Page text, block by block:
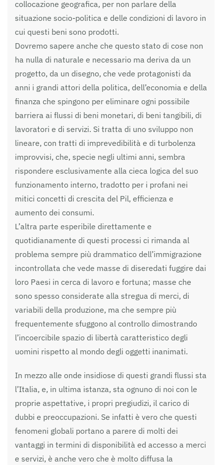
collocazione geografica, per non parlare della
situazione socio-politica e delle condizioni di lavoro in
cui questi beni sono prodotti.
Dovremo sapere anche che questo stato di cose non
ha nulla di naturale e necessario ma deriva da un
progetto, da un disegno, che vede protagonisti da
anni i grandi attori della politica, dell’economia e della
finanza che spingono per eliminare ogni possibile
barriera ai flussi di beni monetari, di beni tangibili, di
lavoratori e di servizi. Si tratta di uno sviluppo non
lineare, con tratti di imprevedibilità e di turbolenza
improvvisi, che, specie negli ultimi anni, sembra
rispondere esclusivamente alla cieca logica del suo
funzionamento interno, tradotto per i profani nei
mitici concetti di crescita del Pil, efficienza e
aumento dei consumi.
L’altra parte esperibile direttamente e
quotidianamente di questi processi ci rimanda al
problema sempre più drammatico dell’immigrazione
incontrollata che vede masse di diseredati fuggire dai
loro Paesi in cerca di lavoro e fortuna; masse che
sono spesso considerate alla stregua di merci, di
variabili della produzione, ma che sempre più
frequentemente sfuggono al controllo dimostrando
l’incoercibile spazio di libertà caratteristico degli
uomini rispetto al mondo degli oggetti inanimati.
In mezzo alle onde insidiose di questi grandi flussi sta
l’Italia, e, in ultima istanza, sta ognuno di noi con le
proprie aspettative, i propri pregiudizi, il carico di
dubbi e preoccupazioni. Se infatti è vero che questi
fenomeni globali portano a parere di molti dei
vantaggi in termini di disponibilità ed accesso a merci
e servizi, è anche vero che è molto diffusa la